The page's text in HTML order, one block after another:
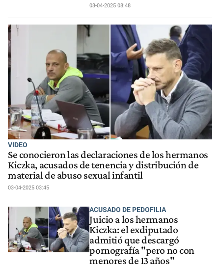
03-04-2025 08:48
VIDEO
Se conocieron las declaraciones de los hermanos
Kiczka, acusados de tenencia y distribución de
material de abuso sexual infantil
03-04-2025 03:45
ACUSADO DE PEDOFILIA
Juicio a los hermanos
Kiczka: el exdiputado
admitió que descargó
pornografía "pero no con
menores de 13 años"